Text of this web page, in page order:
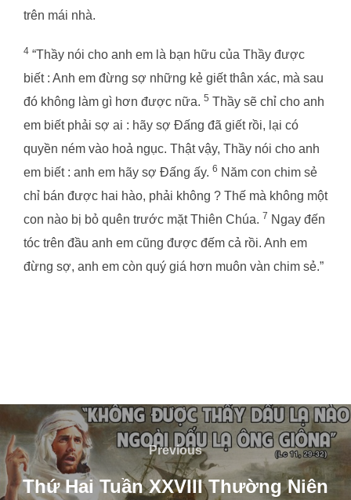
trên mái nhà.
4 “Thầy nói cho anh em là bạn hữu của Thầy được
biết : Anh em đừng sợ những kẻ giết thân xác, mà sau
đó không làm gì hơn được nữa. 5 Thầy sẽ chỉ cho anh
em biết phải sợ ai : hãy sợ Đấng đã giết rồi, lại có
quyền ném vào hoả ngục. Thật vậy, Thầy nói cho anh
em biết : anh em hãy sợ Đấng ấy. 6 Năm con chim sẻ
chỉ bán được hai hào, phải không ? Thế mà không một
con nào bị bỏ quên trước mặt Thiên Chúa. 7 Ngay đến
tóc trên đầu anh em cũng được đếm cả rồi. Anh em
đừng sợ, anh em còn quý giá hơn muôn vàn chim sẻ.”
Post
navigation
Previous
Previous
Thứ Hai Tuần XXVIII Thường Niên